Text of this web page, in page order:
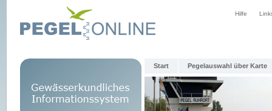
Hilfe
Start Pegelauswahl über Karte